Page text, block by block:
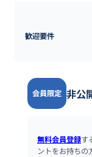
歓迎要件
会員限定 非公
無料会員登録す
ントをお持ちの